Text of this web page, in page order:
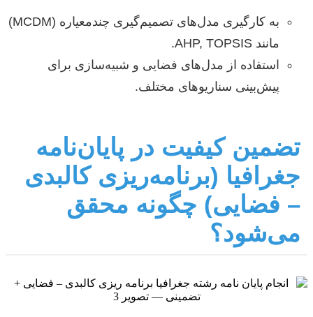
به کارگیری مدل‌های تصمیم‌گیری چندمعیاره (MCDM)
مانند AHP, TOPSIS.
استفاده از مدل‌های فضایی و شبیه‌سازی برای
پیش‌بینی سناریوهای مختلف.
تضمین کیفیت در پایان‌نامه
جغرافیا (برنامه‌ریزی کالبدی
– فضایی) چگونه محقق
می‌شود؟